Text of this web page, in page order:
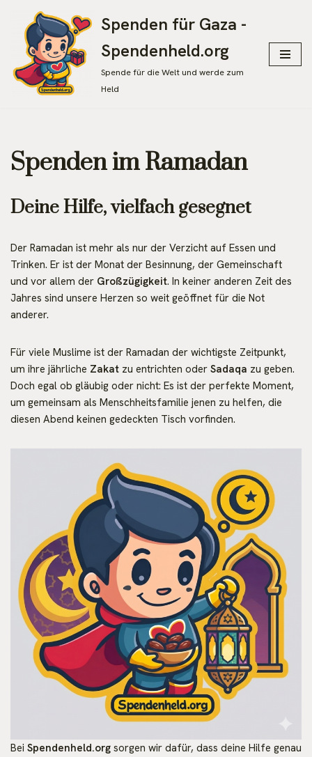
Zum
Inhalt
springen
Spenden für Gaza -
Spendenheld.org
Spende für die Welt und werde zum
Held
Spenden im Ramadan
Deine Hilfe, vielfach gesegnet
Der Ramadan ist mehr als nur der Verzicht auf Essen und
Trinken. Er ist der Monat der Besinnung, der Gemeinschaft
und vor allem der Großzügigkeit. In keiner anderen Zeit des
Jahres sind unsere Herzen so weit geöffnet für die Not
anderer.
Für viele Muslime ist der Ramadan der wichtigste Zeitpunkt,
um ihre jährliche Zakat zu entrichten oder Sadaqa zu geben.
Doch egal ob gläubig oder nicht: Es ist der perfekte Moment,
um gemeinsam als Menschheitsfamilie jenen zu helfen, die
diesen Abend keinen gedeckten Tisch vorfinden.
Bei Spendenheld.org sorgen wir dafür, dass deine Hilfe genau